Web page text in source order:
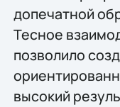
допечатной
Тесное
позволило
высокий